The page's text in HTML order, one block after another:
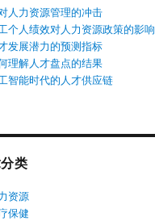
人力资源管理的冲击
个人绩效对人力资源政策的影响
发展潜力的预测指标
理解人才盘点的结果
智能时代的人才供应链
类
资源
保健